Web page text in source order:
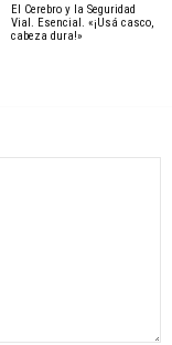
El Cerebro y la Seguridad
Vial. Esencial. «¡Usá casco,
cabeza dura!»